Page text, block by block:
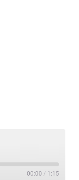
00:00 / 1:15